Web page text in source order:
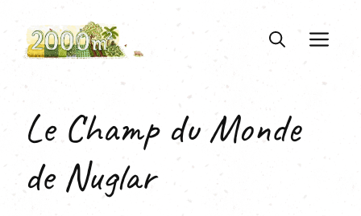
contenu
Le Champ du Monde
de Nuglar